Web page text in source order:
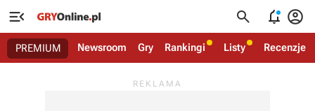
   
PREMIUM Newsroom Gry Rankingi Listy Recenzje